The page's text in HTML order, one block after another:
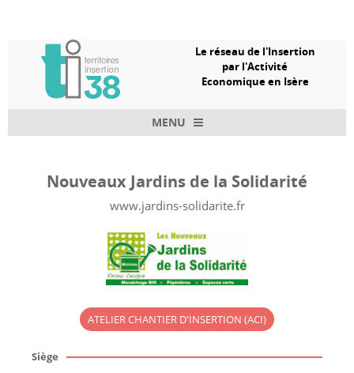
Le réseau de l'Insertion
par l'Activité
Economique en Isère
MENU
Nouveaux Jardins de la Solidarité
www.jardins-solidarite.fr
ATELIER CHANTIER D'INSERTION (ACI)
Siège